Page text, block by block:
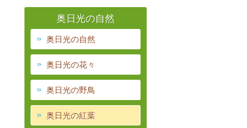
奥日光の自然
奥日光の自然
奥日光の花々
奥日光の野鳥
奥日光の紅葉